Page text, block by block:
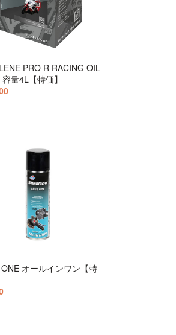
PRO R RACING OIL
量4L【特価】
オールインワン【特